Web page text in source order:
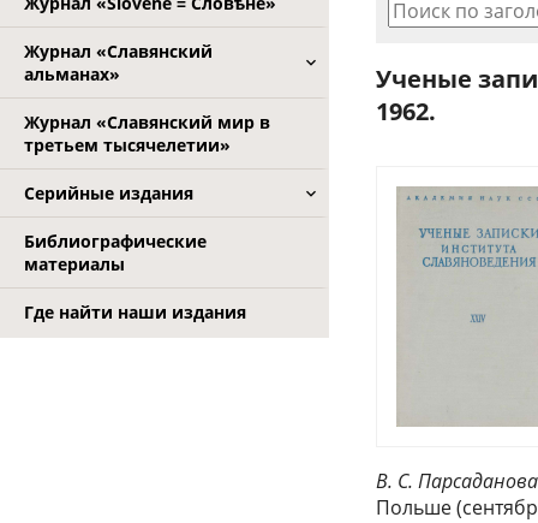
Журнал «Славянский
альманах»
Журнал «Славянский мир в
третьем тысячелетии»
Серийные издания
Библиографические
материалы
Где найти наши издания
Поиск по
Ученые
1962.
В. С.
Польше